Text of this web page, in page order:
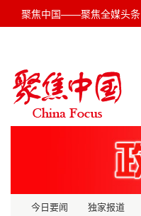
聚焦中国——聚焦全媒头条
今日要闻 独家报道